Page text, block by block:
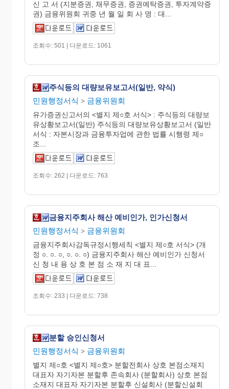
신 고 서 (지분증권, 채무증권, 증권예탁증권, 투자계약증
권) 금융위원회 귀중 년 월 일 회 사 명 : 대...
조회수: 501 | 다운로드: 1061
주식등의 대량보유보고서(일반, 약식)
민원행정서식 > 금융위원회
유가증권신고서의 <별지 제○호 서식> : 주식등의 대량보
유상황보고서(일반) 주식등의 대량보유상황보고서 (일반
서식 : 자본시장과 금융투자업에 관한 법률 시행령 제○
조...
조회수: 262 | 다운로드: 763
금융지주회사 해산 예비인가, 인가신청서
민원행정서식 > 금융위원회
금융지주회사감독규정시행세칙 <별지 제○호 서식> (개
정 ○. ○. ○, ○. ○. ○) 금융지주회사 해산 예비인가 신청서
신 청 내 용 상 호 본 점 소 재 지 대 표...
조회수: 233 | 다운로드: 738
분할 승인신청서
민원행정서식 > 금융위원회
별지 제○호 <별지 제○호> 분할전회사 상호 본점소재지
대표자 자기자본 분할후 존속회사 (분할회사) 상호 본점
소재지 대표자 자기자본 분할후 신설회사 (분할신설회